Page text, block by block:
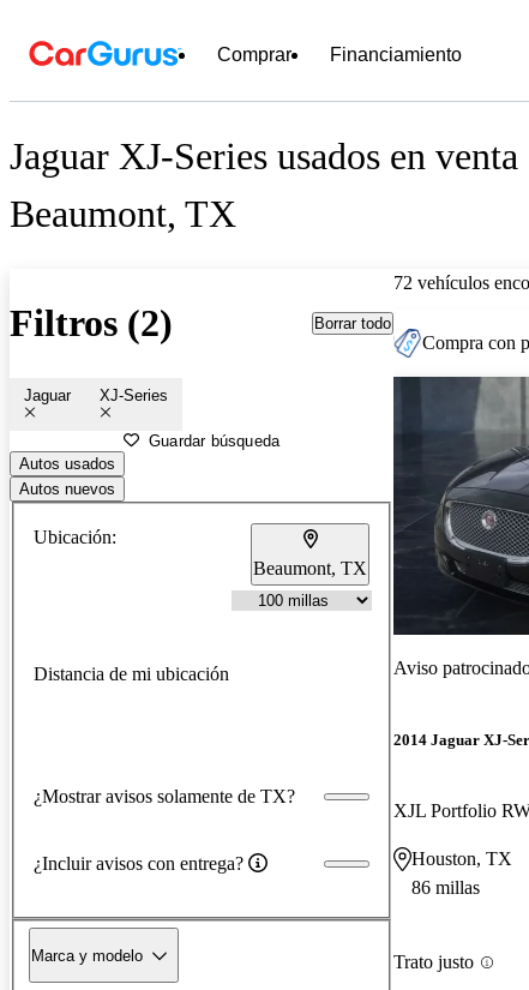
Comprar Financiamiento
Jaguar XJ-Series usados en venta
Beaumont, TX
Filtros (2) Borrar todo
Jaguar XJ-Series
Guardar búsqueda
Autos usados
Autos nuevos
Ubicación:
Beaumont, TX
Distancia de mi ubicación
¿Mostrar avisos solamente de TX?
¿Incluir avisos con entrega?
Marca y modelo
72 vehículos
Compra con
Aviso
2014 Jaguar XJ-
XJL Portfolio
Houston, TX
86 millas
Trato justo